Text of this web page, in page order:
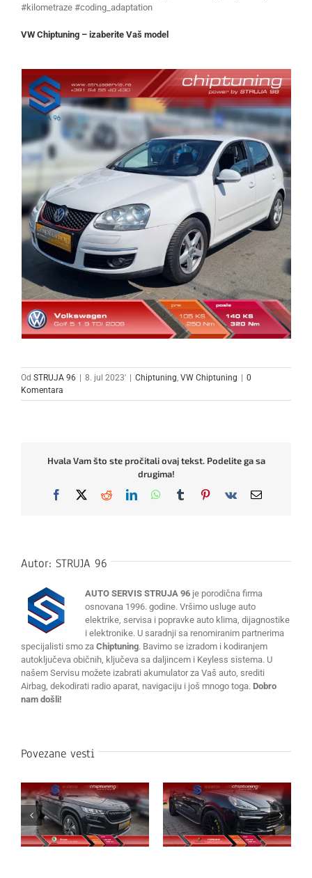
#kilometraze #coding_adaptation
VW Chiptuning – izaberite Vaš model
Od STRUJA 96 | 8. jul 2023' | Chiptuning VW Chiptuning | 0
Komentara
Hvala Vam što ste pročitali ovaj tekst. Podelite ga sa
drugima!
Facebook
X RedditLinkedInWhatsApp
TumblrPinterest
Vk Email
Autor: STRUJA 96
AUTO SERVIS STRUJA 96 je porodična firma
osnovana 1996. godine. Vršimo usluge auto
elektrike, servisa i popravke auto klima, dijagnostike
i elektronike. U saradnji sa renomiranim partnerima
specijalisti smo za Chiptuning. Bavimo se izradom i kodiranjem
autoključeva običnih, ključeva sa daljincem i Keyless sistema. U
našem Servisu možete izabrati akumulator za Vaš auto, srediti
Airbag, dekodirati radio aparat, navigaciju i još mnogo toga. Dobro
nam došli!
Povezane vesti